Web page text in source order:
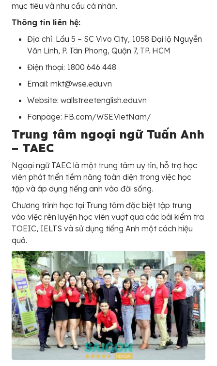
mục tiêu và nhu cầu cá nhân.
Thông tin liên hệ:
Địa chỉ: Lầu 5 – SC Vivo City, 1058 Đại lộ Nguyễn
Văn Linh, P. Tân Phong, Quận 7, TP. HCM
Điện thoại: 1800 646 448
Email: mkt@wse.edu.vn
Website: wallstreetenglish.edu.vn
Fanpage: FB.com/WSE.VietNam/
Trung tâm ngoại ngữ Tuấn Anh
– TAEC
Ngoại ngữ TAEC là một trung tâm uy tín, hỗ trợ học
viên phát triển tiềm năng toàn diện trong việc học
tập và áp dụng tiếng anh vào đời sống.
Chương trình học tại Trung tâm đặc biệt tập trung
vào việc rèn luyện học viên vượt qua các bài kiểm tra
TOEIC, IELTS và sử dụng tiếng Anh một cách hiệu
quả.